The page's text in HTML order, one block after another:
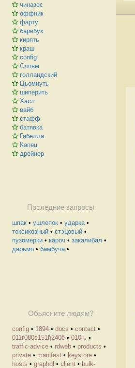
чиназес
оффник
фарту
баребух
кирять
краш
config
Слпвм
голландский
Цьомнуть
шиперить
Хасл
вайб
стафф
батявка
Габелла
Капец
дрейнер
Последние запросы
шпак • ушлепок • ударка•
токсикозный • стэцовый •
пузомерки • кароч • закалибал •
дерьмо • бамбуча•
Обьясните людям?
config • 1894 • docs • contact •
011ѓ080ѕ151ђ240ё • 010њ •
traffic-advice • rdweb • products •
private • manifest • keystore •
hosts • graphql • client • bulk-